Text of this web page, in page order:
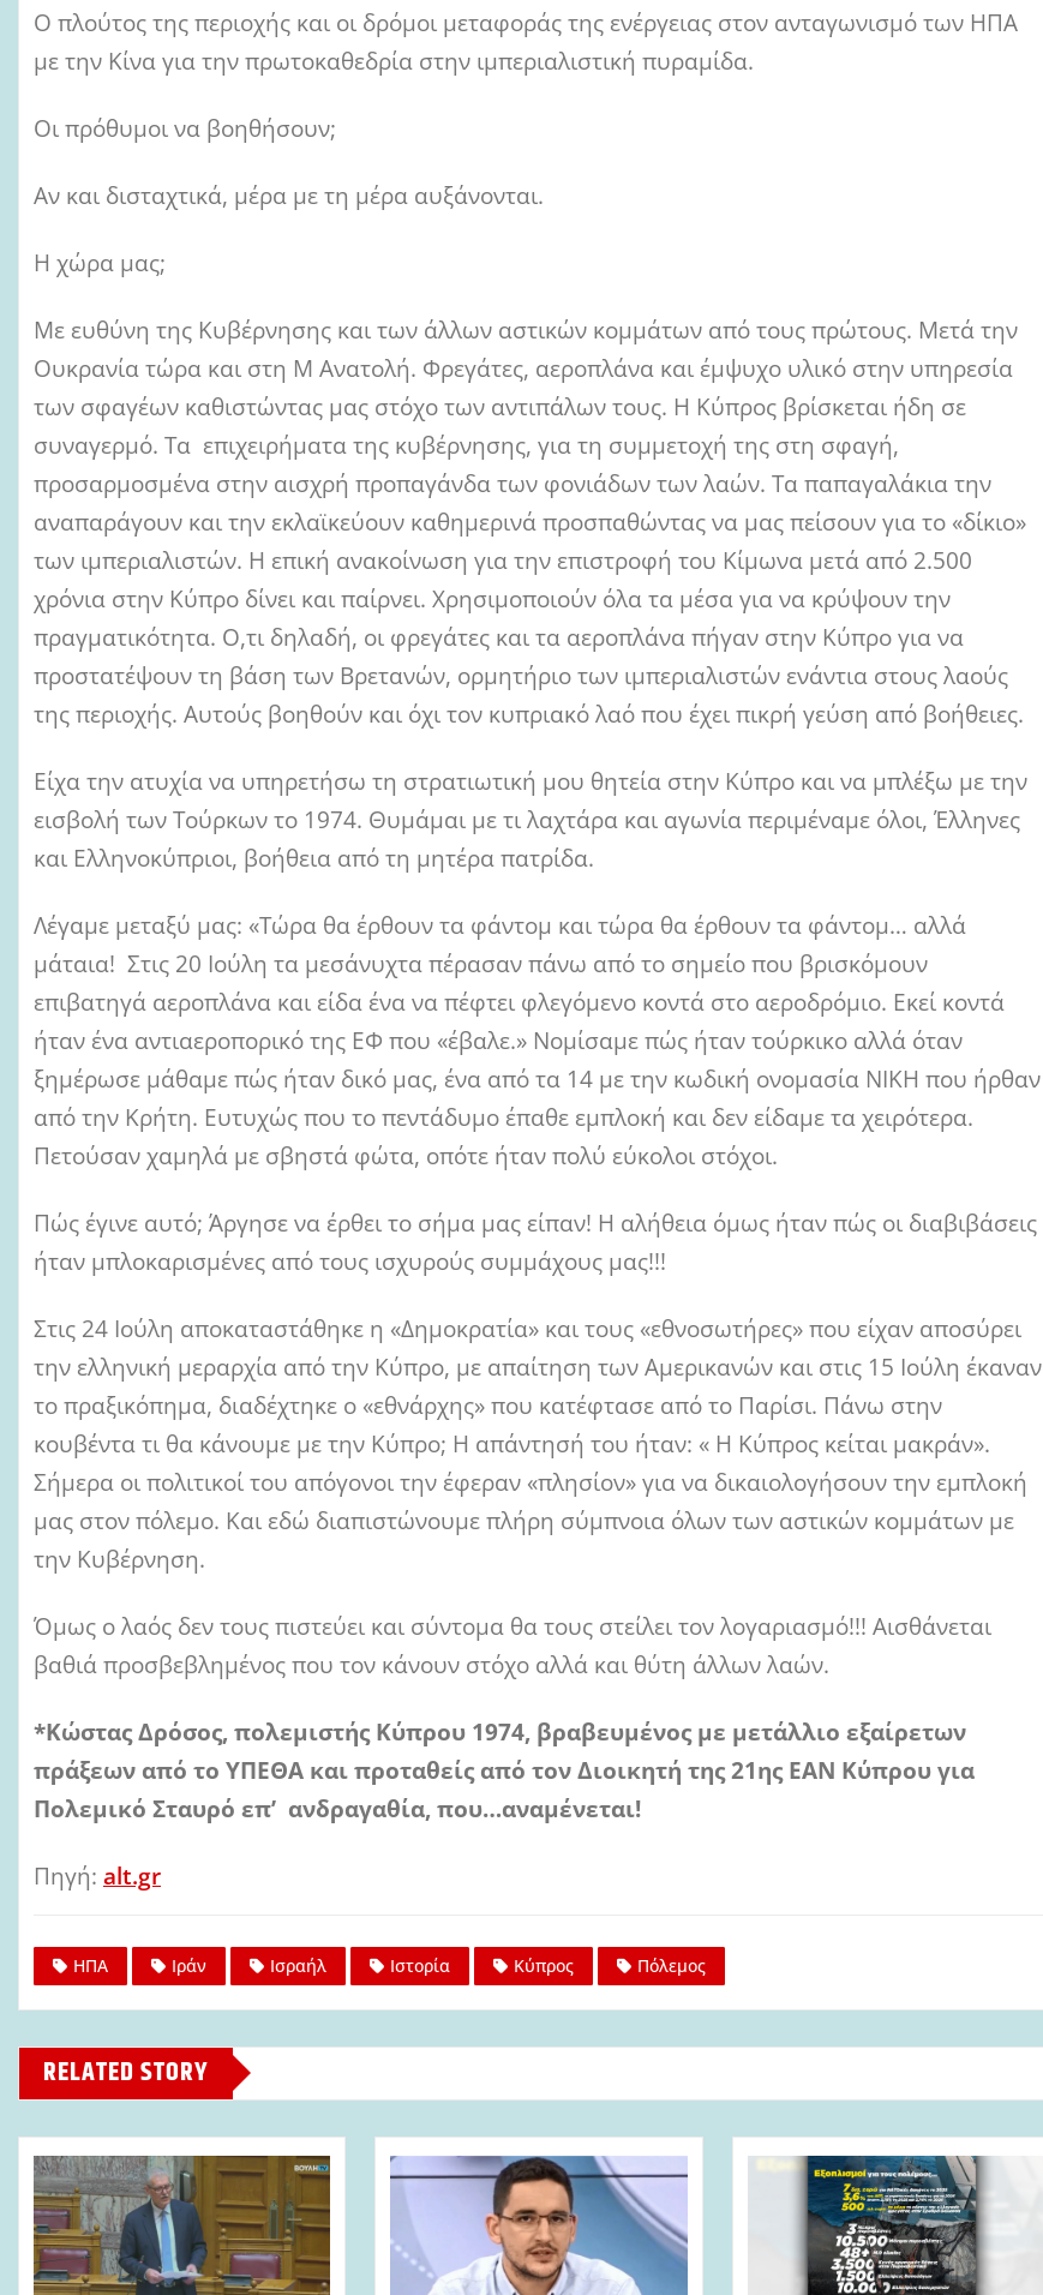
Ο πλούτος της περιοχής και οι δρόμοι μεταφοράς της ενέργειας στον ανταγωνισμό των ΗΠΑ
με την Κίνα για την πρωτοκαθεδρία στην ιμπεριαλιστική πυραμίδα.
Οι πρόθυμοι να βοηθήσουν;
Αν και δισταχτικά, μέρα με τη μέρα αυξάνονται.
Η χώρα μας;
Με ευθύνη της Κυβέρνησης και των άλλων αστικών κομμάτων από τους πρώτους. Μετά την
Ουκρανία τώρα και στη Μ Ανατολή. Φρεγάτες, αεροπλάνα και έμψυχο υλικό στην υπηρεσία
των σφαγέων καθιστώντας μας στόχο των αντιπάλων τους. Η Κύπρος βρίσκεται ήδη σε
συναγερμό. Τα επιχειρήματα της κυβέρνησης, για τη συμμετοχή της στη σφαγή,
προσαρμοσμένα στην αισχρή προπαγάνδα των φονιάδων των λαών. Τα παπαγαλάκια την
αναπαράγουν και την εκλαϊκεύουν καθημερινά προσπαθώντας να μας πείσουν για το «δίκιο»
των ιμπεριαλιστών. Η επική ανακοίνωση για την επιστροφή του Κίμωνα μετά από 2.500
χρόνια στην Κύπρο δίνει και παίρνει. Χρησιμοποιούν όλα τα μέσα για να κρύψουν την
πραγματικότητα. Ο,τι δηλαδή, οι φρεγάτες και τα αεροπλάνα πήγαν στην Κύπρο για να
προστατέψουν τη βάση των Βρετανών, ορμητήριο των ιμπεριαλιστών ενάντια στους λαούς
της περιοχής. Αυτούς βοηθούν και όχι τον κυπριακό λαό που έχει πικρή γεύση από βοήθειες.
Είχα την ατυχία να υπηρετήσω τη στρατιωτική μου θητεία στην Κύπρο και να μπλέξω με την
εισβολή των Τούρκων το 1974. Θυμάμαι με τι λαχτάρα και αγωνία περιμέναμε όλοι, Έλληνες
και Ελληνοκύπριοι, βοήθεια από τη μητέρα πατρίδα.
Λέγαμε μεταξύ μας: «Τώρα θα έρθουν τα φάντομ και τώρα θα έρθουν τα φάντομ… αλλά
μάταια! Στις 20 Ιούλη τα μεσάνυχτα πέρασαν πάνω από το σημείο που βρισκόμουν
επιβατηγά αεροπλάνα και είδα ένα να πέφτει φλεγόμενο κοντά στο αεροδρόμιο. Εκεί κοντά
ήταν ένα αντιαεροπορικό της ΕΦ που «έβαλε.» Νομίσαμε πώς ήταν τούρκικο αλλά όταν
ξημέρωσε μάθαμε πώς ήταν δικό μας, ένα από τα 14 με την κωδική ονομασία ΝΙΚΗ που ήρθαν
από την Κρήτη. Ευτυχώς που το πεντάδυμο έπαθε εμπλοκή και δεν είδαμε τα χειρότερα.
Πετούσαν χαμηλά με σβηστά φώτα, οπότε ήταν πολύ εύκολοι στόχοι.
Πώς έγινε αυτό; Άργησε να έρθει το σήμα μας είπαν! Η αλήθεια όμως ήταν πώς οι διαβιβάσεις
ήταν μπλοκαρισμένες από τους ισχυρούς συμμάχους μας!!!
Στις 24 Ιούλη αποκαταστάθηκε η «Δημοκρατία» και τους «εθνοσωτήρες» που είχαν αποσύρει
την ελληνική μεραρχία από την Κύπρο, με απαίτηση των Αμερικανών και στις 15 Ιούλη έκαναν
το πραξικόπημα, διαδέχτηκε ο «εθνάρχης» που κατέφτασε από το Παρίσι. Πάνω στην
κουβέντα τι θα κάνουμε με την Κύπρο; Η απάντησή του ήταν: « Η Κύπρος κείται μακράν».
Σήμερα οι πολιτικοί του απόγονοι την έφεραν «πλησίον» για να δικαιολογήσουν την εμπλοκή
μας στον πόλεμο. Και εδώ διαπιστώνουμε πλήρη σύμπνοια όλων των αστικών κομμάτων με
την Κυβέρνηση.
Όμως ο λαός δεν τους πιστεύει και σύντομα θα τους στείλει τον λογαριασμό!!! Αισθάνεται
βαθιά προσβεβλημένος που τον κάνουν στόχο αλλά και θύτη άλλων λαών.
*Κώστας Δρόσος, πολεμιστής Κύπρου 1974, βραβευμένος με μετάλλιο εξαίρετων
πράξεων από το ΥΠΕΘΑ και προταθείς από τον Διοικητή της 21ης ΕΑΝ Κύπρου για
Πολεμικό Σταυρό επ’ ανδραγαθία, που…αναμένεται!
Πηγή: alt.gr
ΗΠΑ Ιράν Ισραήλ Ιστορία Κύπρος Πόλεμος
RELATED STORY